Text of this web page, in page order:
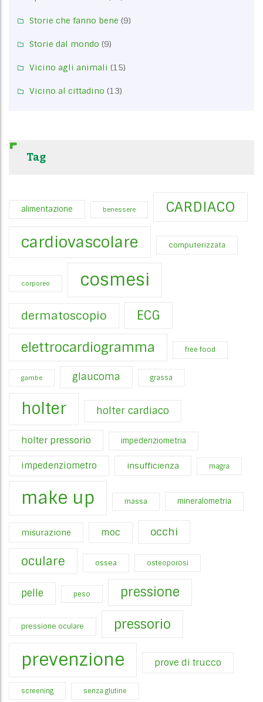
Storie che fanno bene (9)
Storie dal mondo (9)
Vicino agli animali (15)
Vicino al cittadino (13)
Tag
alimentazione benessere CARDIACO
cardiovascolare computerizzata
corporeo cosmesi
dermatoscopio ECG
elettrocardiogramma free food
gambe glaucoma grassa
holter holter cardiaco
holter pressorio impedenziometria
impedenziometro insufficienza magra
make up massa mineralometria
misurazione moc occhi
oculare ossea osteoporosi
pelle peso pressione
pressione oculare pressorio
prevenzione prove di trucco
screening senza glutine